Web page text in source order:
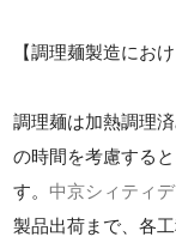
【調理麺製造にお
調理麺は加熱調理
の時間を考慮する
す。中京シィティ
製品出荷まで、各